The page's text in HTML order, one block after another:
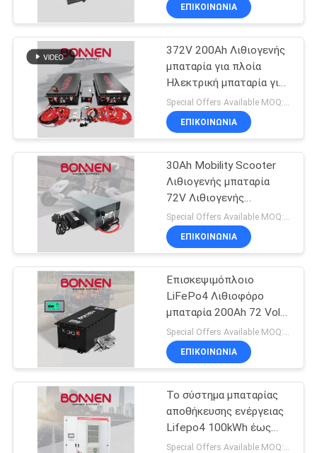
ΠΟΙΟΤΙΚΌΣ
ΈΛΕΓΧΟΣ
ΕΠΑΦΉ
ΝΈΑ
SITEMAP
ΠΟΛΙΤΙΚΉ
ΑΠΟΡΡΉΤΟΥ
Εμπορική
αποθήκευση
μπαταριών
96V μπαταρία
λιθίου
10
72V μπαταρία
λίθιου
8
ΕΠΙΚΟΙΝΩΝΊΑ
372V 200Ah Λιθιογενής
μπαταρία για πλοία
Ηλεκτρική μπαταρία για
πλοία Πακέτο
μπαταριών NMC Για
ναυτικές μπαταρίες
ΕΠΙΚΟΙΝΩΝΊΑ
30Ah Mobility Scooter
Λιθιογενής μπαταρία
72V Λιθιογενής
μπαταρία για
μοτοσυκλέτα, Citycoco
Special Offers Available MOQ:2 μονάδες
ΕΠΙΚΟΙΝΩΝΊΑ
Επισκεψιμόπλοιο
LiFePo4 Λιθιοφόρο
μπαταρία 200Ah 72 Volt
Λιθιοφόρο μπαταρία για
καρότσι γκολφ
Special Offers Available MOQ:2 μονάδες
ΕΠΙΚΟΙΝΩΝΊΑ
Το σύστημα μπαταρίας
αποθήκευσης ενέργειας
Lifepo4 100kWh έως
500kWh BESS Solar